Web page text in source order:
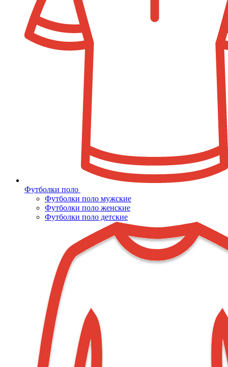
Футболки поло
Футболки поло мужские
Футболки поло женские
Футболки поло детские